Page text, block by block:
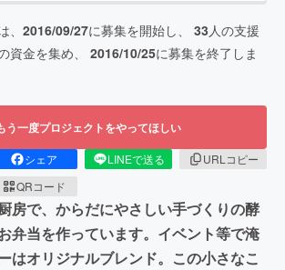
2016/09/27に募集を開始し、 33人の支援
資金を集め、 2016/10/25に募集を終了しま
う一度プロジェクトをやってほしい
シェア LINEで送る
URLコピー
QRコード
房で、からだにやさしい手づくりの酵
弁当を作っています。イベント等で淹
はオリジナルブレンド。この小さなこ